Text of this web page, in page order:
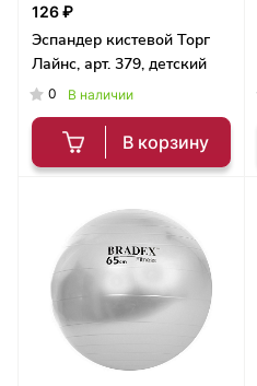
126 ₽
Эспандер кистевой Торг
Лайнс, арт. 379, детский
0 В наличии
В корзину